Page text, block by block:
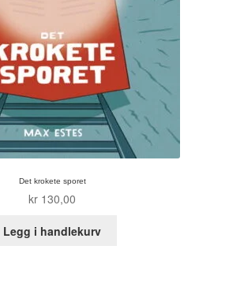
Det krokete sporet
kr 130,00
Legg i handlekurv